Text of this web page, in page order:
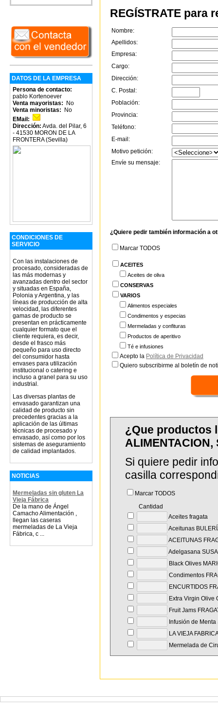
DATOS DE LA EMPRESA
Persona de contacto:
pablo Kortenoever
Venta mayoristas: No
Venta minoristas: No
EMail:
Dirección: Avda. del Pilar, 6
- 41530 MORON DE LA
FRONTERA (Sevilla)
CONDICIONES DE
SERVICIO
Con las instalaciones de
procesado, consideradas de
las más modernas y
avanzadas dentro del sector
y situadas en España,
Polonia y Argentina, y las
líneas de producción de alta
velocidad, las diferentes
gamas de producto se
presentan en prácticamente
cualquier formato que el
cliente requiera, es decir,
desde el frasco más
pequeño para uso directo
del consumidor hasta
envases para utilización
institucional o catering e
incluso a granel para su uso
industrial.
Las diversas plantas de
envasado garantizan una
calidad de producto sin
precedentes gracias a la
aplicación de las últimas
técnicas de procesado y
envasado, así como por los
sistemas de aseguramiento
de calidad implantados.
NOTICIAS
Mermeladas sin gluten La
Vieja Fábrica
De la mano de Ángel
Camacho Alimentación ,
llegan las caseras
mermeladas de La Vieja
Fábrica, c ...
REGÍSTRATE para
Nombre:
Apellidos:
Empresa:
Cargo:
Dirección:
C. Postal:
Población:
Provincia:
Teléfono:
E-mail:
Motivo petición:
Envíe su mensaje:
¿Quiere pedir también información a
Marcar TODOS
ACEITES
Aceites de oliva
CONSERVAS
VARIOS
Alimentos especiales
Condimentos y especias
Mermeladas y confituras
Productos de aperitivo
Té e infusiones
Acepto la Política de Privacidad
Quiero subscribirme al boletín de
¿Que productos
ALIMENTACION,
Si quiere pedir
casilla
Marcar TODOS
Cantidad
Aceites fragata
Aceitunas
ACEITUNAS
Adelgasana
Black Olives
Condimentos
ENCURTIDOS
Extra Virgin Olive
Fruit Jams
Infusión de
LA VIEJA
Mermelada de